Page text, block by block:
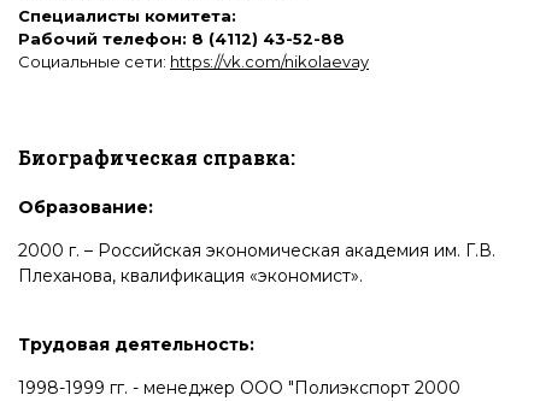
Специалисты комитета:
Рабочий телефон: 8 (4112) 43-52-88
Социальные сети: https://vk.com/nikolaevay
Биографическая справка:
Образование:
2000 г. – Российская экономическая академия им. Г.В.
Плеханова, квалификация «экономист».
Трудовая деятельность:
1998-1999 гг. - менеджер ООО "Полиэкспорт 2000